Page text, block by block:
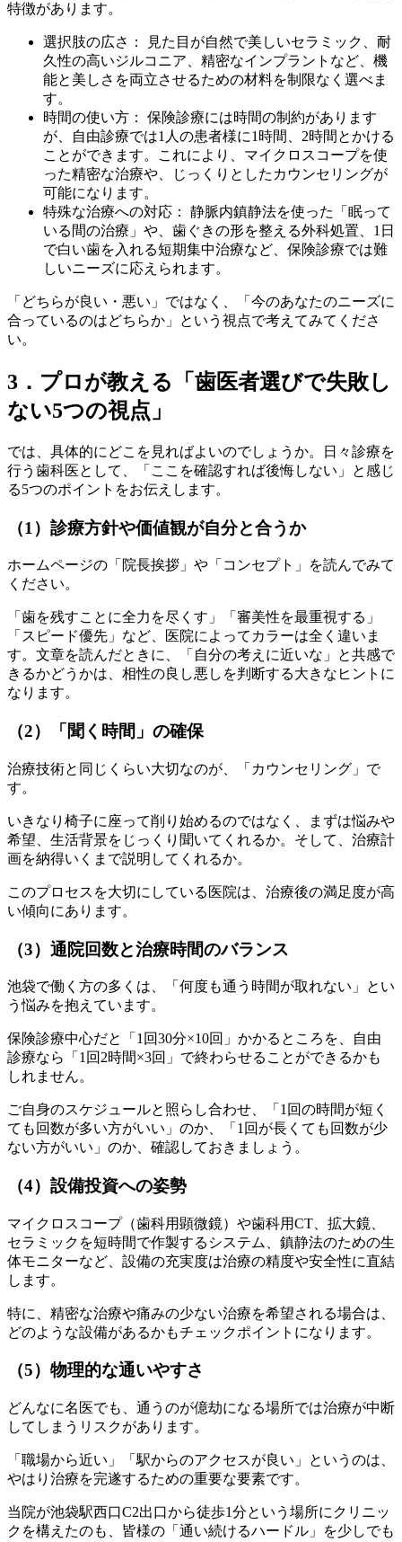
特徴があります。
選択肢の広さ： 見た目が自然で美しいセラミック、耐
久性の高いジルコニア、精密なインプラントなど、機
能と美しさを両立させるための材料を制限なく選べま
す。
時間の使い方： 保険診療には時間の制約があります
が、自由診療では1人の患者様に1時間、2時間とかける
ことができます。これにより、マイクロスコープを使
った精密な治療や、じっくりとしたカウンセリングが
可能になります。
特殊な治療への対応： 静脈内鎮静法を使った「眠って
いる間の治療」や、歯ぐきの形を整える外科処置、1日
で白い歯を入れる短期集中治療など、保険診療では難
しいニーズに応えられます。
「どちらが良い・悪い」ではなく、「今のあなたのニーズに
合っているのはどちらか」という視点で考えてみてくださ
い。
3．プロが教える「歯医者選びで失敗し
ない5つの視点」
では、具体的にどこを見ればよいのでしょうか。日々診療を
行う歯科医として、「ここを確認すれば後悔しない」と感じ
る5つのポイントをお伝えします。
（1）診療方針や価値観が自分と合うか
ホームページの「院長挨拶」や「コンセプト」を読んでみて
ください。
「歯を残すことに全力を尽くす」「審美性を最重視する」
「スピード優先」など、医院によってカラーは全く違いま
す。文章を読んだときに、「自分の考えに近いな」と共感で
きるかどうかは、相性の良し悪しを判断する大きなヒントに
なります。
（2）「聞く時間」の確保
治療技術と同じくらい大切なのが、「カウンセリング」で
す。
いきなり椅子に座って削り始めるのではなく、まずは悩みや
希望、生活背景をじっくり聞いてくれるか。そして、治療計
画を納得いくまで説明してくれるか。
このプロセスを大切にしている医院は、治療後の満足度が高
い傾向にあります。
（3）通院回数と治療時間のバランス
池袋で働く方の多くは、「何度も通う時間が取れない」とい
う悩みを抱えています。
保険診療中心だと「1回30分×10回」かかるところを、自由
診療なら「1回2時間×3回」で終わらせることができるかも
しれません。
ご自身のスケジュールと照らし合わせ、「1回の時間が短く
ても回数が多い方がいい」のか、「1回が長くても回数が少
ない方がいい」のか、確認しておきましょう。
（4）設備投資への姿勢
マイクロスコープ（歯科用顕微鏡）や歯科用CT、拡大鏡、
セラミックを短時間で作製するシステム、鎮静法のための生
体モニターなど、設備の充実度は治療の精度や安全性に直結
します。
特に、精密な治療や痛みの少ない治療を希望される場合は、
どのような設備があるかもチェックポイントになります。
（5）物理的な通いやすさ
どんなに名医でも、通うのが億劫になる場所では治療が中断
してしまうリスクがあります。
「職場から近い」「駅からのアクセスが良い」というのは、
やはり治療を完遂するための重要な要素です。
当院が池袋駅西口C2出口から徒歩1分という場所にクリニッ
クを構えたのも、皆様の「通い続けるハードル」を少しでも